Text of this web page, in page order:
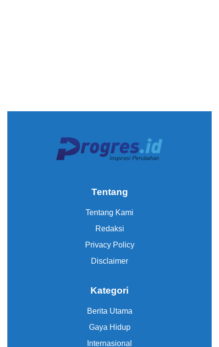
Tentang
Tentang Kami
Redaksi
Privacy Policy
Disclaimer
Kategori
Berita Utama
Gaya Hidup
Internasional